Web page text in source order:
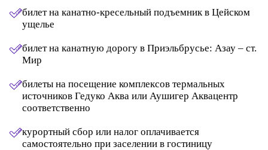
билет на канатно-кресельный подъемник в Цейском
ущелье
билет на канатную дорогу в Приэльбрусье: Азау – ст.
Мир
билеты на посещение комплексов термальных
источников Гедуко Аква или Аушигер Аквацентр
соответственно
курортный сбор или налог оплачивается
самостоятельно при заселении в гостиницу